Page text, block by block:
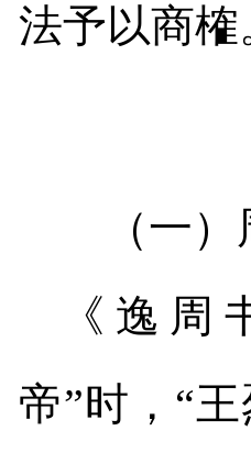
法予以商榷
（一
《逸
帝”时，“